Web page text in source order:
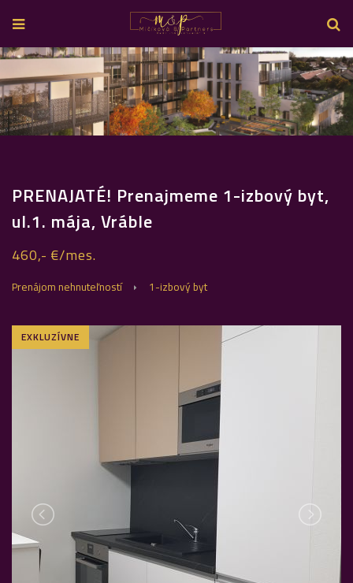
PRENAJATÉ! Prenajmeme 1-izbový byt,
ul.1. mája, Vráble
460,- €/mes.
Prenájom nehnuteľností 1-izbový byt
EXKLUZÍVNE